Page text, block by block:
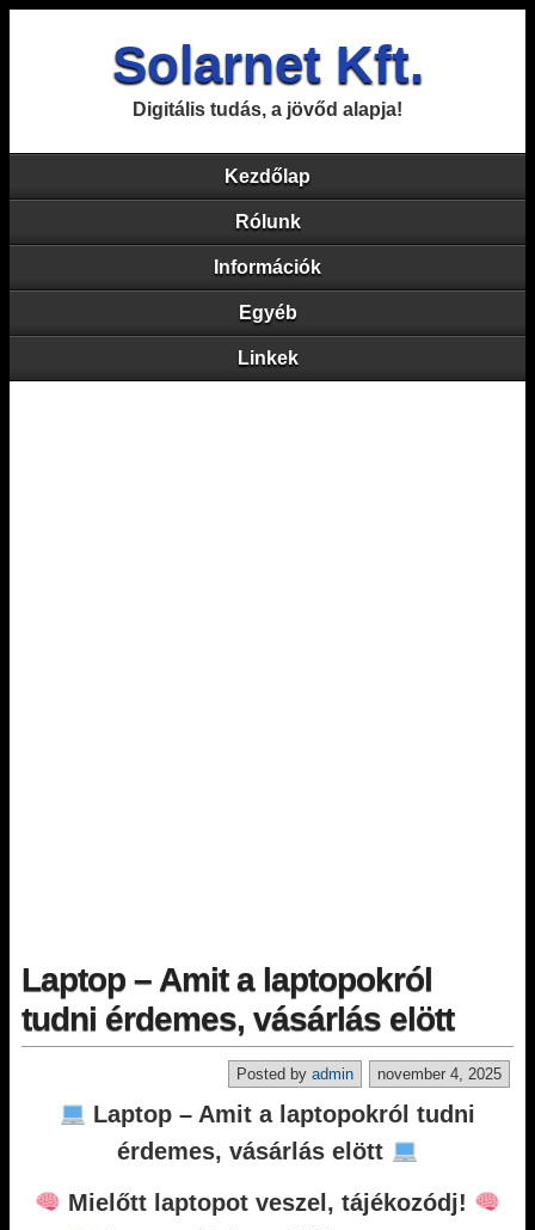
Solarnet Kft.
Digitális tudás, a jövőd alapja!
Kezdőlap
Rólunk
Információk
Egyéb
Linkek
Laptop – Amit a laptopokról
tudni érdemes, vásárlás elött
november 4, 2025
Posted by admin
Laptop – Amit a laptopokról tudni
érdemes, vásárlás elött
Mielőtt laptopot veszel, tájékozódj!